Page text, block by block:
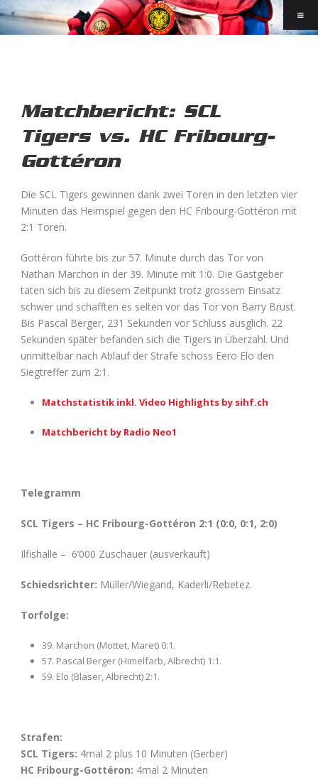
Matchbericht: SCL
Tigers vs. HC Fribourg-
Gottéron
Die SCL Tigers gewinnen dank zwei Toren in den letzten vier
Minuten das Heimspiel gegen den HC Fribourg-Gottéron mit
2:1 Toren.
Gottéron führte bis zur 57. Minute durch das Tor von
Nathan Marchon in der 39. Minute mit 1:0. Die Gastgeber
taten sich bis zu diesem Zeitpunkt trotz grossem Einsatz
schwer und schafften es selten vor das Tor von Barry Brust.
Bis Pascal Berger, 231 Sekunden vor Schluss ausglich. 22
Sekunden später befanden sich die Tigers in Überzahl. Und
unmittelbar nach Ablauf der Strafe schoss Eero Elo den
Siegtreffer zum 2:1.
Matchstatistik inkl. Video Highlights by sihf.ch
Matchbericht by Radio Neo1
Telegramm
SCL Tigers – HC Fribourg-Gottéron 2:1 (0:0, 0:1, 2:0)
Ilfishalle – 6’000 Zuschauer (ausverkauft)
Schiedsrichter: Müller/Wiegand, Kaderli/Rebetez.
Torfolge:
39. Marchon (Mottet, Maret) 0:1.
57. Pascal Berger (Himelfarb, Albrecht) 1:1.
59. Elo (Blaser, Albrecht) 2:1.
Strafen:
SCL Tigers: 4mal 2 plus 10 Minuten (Gerber)
HC Fribourg-Gottéron: 4mal 2 Minuten